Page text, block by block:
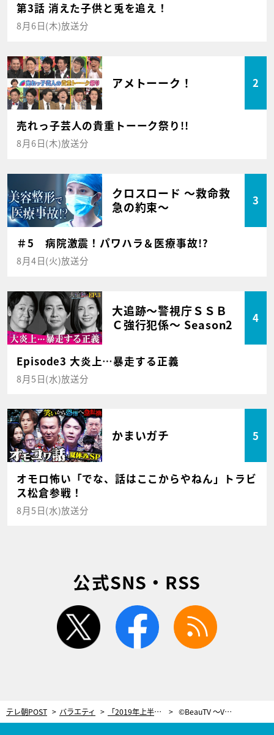
第3話 消えた子供と兎を追え！
8月6日(木)放送分
アメトーーク！ 2
売れっ子芸人の貴重トーーク祭り!!
8月6日(木)放送分
クロスロード ～救命救
急の約束～
3
＃5 病院激震！パワハラ＆医療事故!?
8月4日(火)放送分
大追跡～警視庁ＳＳＢ
Ｃ強行犯係～ Season2
4
Episode3 大炎上…暴走する正義
8月5日(水)放送分
かまいガチ 5
オモロ怖い「でな、話はここからやねん」トラビ
ス松倉参戦！
8月5日(水)放送分
公式SNS・RSS
twitter facebook
テレ朝POST バラエティ 「2019年上半期VOCEベストコスメ」発表！河北麻友子が優秀アイテムをお試し ©BeauTV ～VOCE